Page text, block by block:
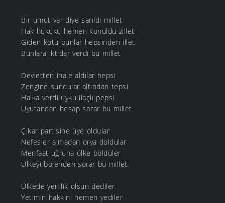
Bir umut var diye sarıldı millet
Hak hukuku hemen konuldu zillet
Giden kötü bunlar hepsinden illet
Bunlara iktidar verdi bu millet
Devletten ihale aldılar hepsi
Zengine sundular altından tepsi
Halka verdi uyku ilaçlı pepsi
Uyutandan hesap sorar bu millet
Çıkar partisine üye oldular
Nefesler almadan orya doldular
Menfaat uğruna ülke böldüler
Ülkeyi bölenden sorar bu millet
Ülkede yenilik olsun dediler
Yetimin hakkını hemen yediler